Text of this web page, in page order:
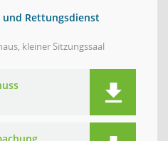
und Rettungsdienst
kleiner Sitzungssaal